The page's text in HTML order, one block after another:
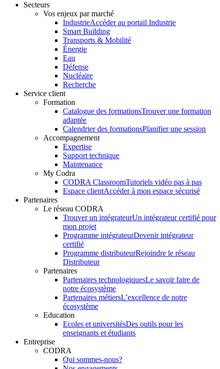
Secteurs
Vos enjeux par marché
IndustrieAccéder au portail Industrie
Smart Building
Transports & Mobilité
Énergie
Eau
Défense
Nucléaire
Recherche
Service client
Formation
Catalogue des formationsTrouver une formation
adaptée
Calendrier des formationsPlanifier une session
Accompagnement
Expertise
Support technique
Maintenance
My Codra
CODRA ClassroomTutoriels vidéo pas à pas
Espace clientAccéder à mon espace sécurisé
Partenaires
Le réseau CODRA
Trouver un intégrateurUn intégrateur certifié pour
mon projet
Programme intégrateurDevenir intégrateur
certifié
Programme distributeurRejoindre le réseau
Distributeur
Partenaires
Partenaires technologiquesLe savoir faire de
notre écosystème
Partenaires métiersL’excellence de notre
écosystème
Education
Ecoles et universitésDes outils pour les
enseignants et étudiants
Entreprise
CODRA
Qui sommes-nous?